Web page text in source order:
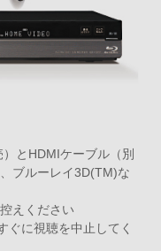
とHDMIケーブル（別
ブルーレイ3D(TM)な
えください
に視聴を中止してく